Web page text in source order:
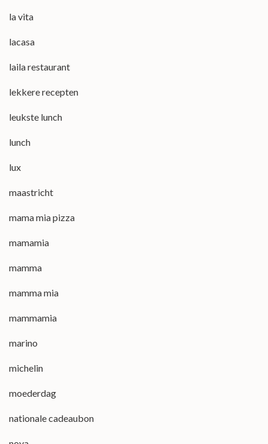
la vita
lacasa
laila restaurant
lekkere recepten
leukste lunch
lunch
lux
maastricht
mama mia pizza
mamamia
mamma
mamma mia
mammamia
marino
michelin
moederdag
nationale cadeaubon